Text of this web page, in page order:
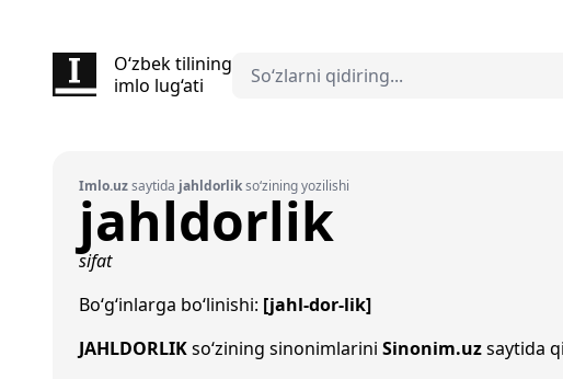
O‘zbek tilining
imlo lug‘ati
Imlo.uzsaytida jahldorlikso‘zining yozilishi
jahldorlik
sifat
Bo‘g‘inlarga bo‘linishi: [jahl-dor-lik]
JAHLDORLIKso‘zining sinonimlarini Sinonim.uzsaytida